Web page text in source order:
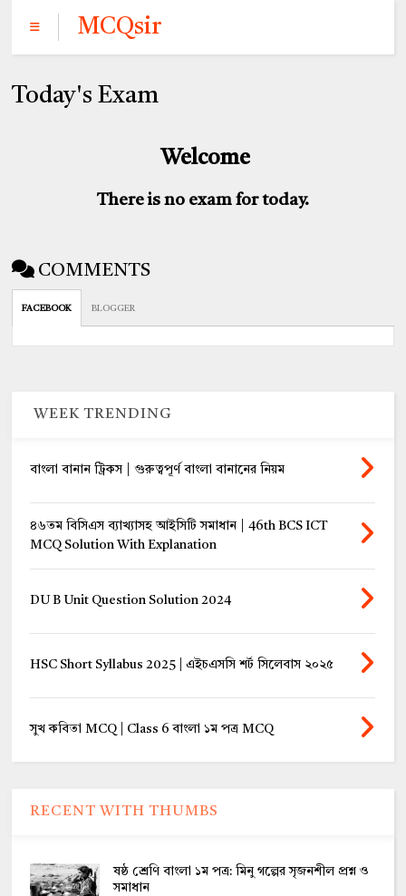
MCQsir
Today's Exam
Welcome
There is no exam for today.
COMMENTS
FACEBOOK BLOGGER
WEEK TRENDING
বাংলা বানান ট্রিকস | গুরুত্বপূর্ণ বাংলা বানানের নিয়ম
৪৬তম বিসিএস ব্যাখ্যাসহ আইসিটি সমাধান | 46th BCS ICT
MCQ Solution With Explanation
DU B Unit Question Solution 2024
HSC Short Syllabus 2025 | এইচএসসি শর্ট সিলেবাস ২০২৫
সুখ কবিতা MCQ | Class 6 বাংলা ১ম পত্র MCQ
RECENT WITH THUMBS
ষষ্ঠ শ্রেণি বাংলা ১ম পত্র: মিনু গল্পের সৃজনশীল প্রশ্ন ও
সমাধান